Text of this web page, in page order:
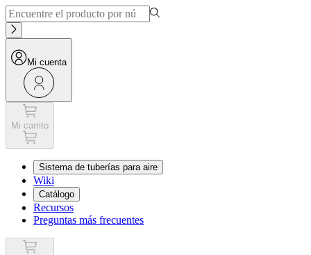
Mi cuenta
Mi carrito
Sistema de tuberías para aire
Wiki
Catálogo
Recursos
Preguntas más frecuentes